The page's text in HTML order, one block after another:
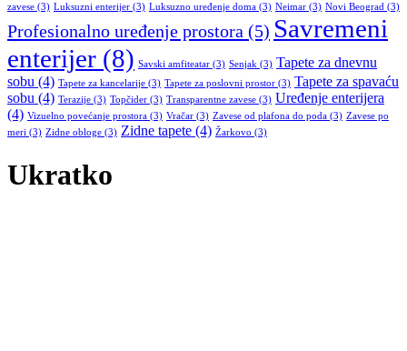
zavese (3) Luksuzni enterijer (3) Luksuzno uređenje doma (3) Neimar (3) Novi Beograd (3)
Profesionalno uređenje prostora (5) Savremeni
enterijer (8) Savski amfiteatar (3) Senjak (3) Tapete za dnevnu
sobu (4) Tapete za kancelarije (3) Tapete za poslovni prostor (3) Tapete za spavaću
sobu (4) Terazije (3) Topčider (3) Transparentne zavese (3) Uređenje enterijera
(4) Vizuelno povećanje prostora (3) Vračar (3) Zavese od plafona do poda (3) Zavese po
meri (3) Zidne obloge (3) Zidne tapete (4) Žarkovo (3)
Ukratko